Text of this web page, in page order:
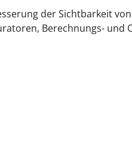
der Sichtbarkeit
Berechnungs- und